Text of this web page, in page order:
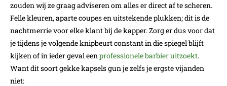
zouden wij ze graag adviseren om alles er direct af te scheren.
Felle kleuren, aparte coupes en uitstekende plukken; dit is de
nachtmerrie voor elke klant bij de kapper. Zorg er dus voor dat
je tijdens je volgende knipbeurt constant in die spiegel blijft
kijken of in ieder geval eenprofessionele barbier uitzoekt.
Want dit soort gekke kapsels gun je zelfs je ergste vijanden
niet: